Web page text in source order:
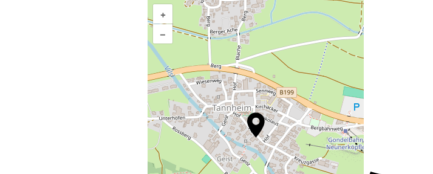
+
–
Karte vergrößern